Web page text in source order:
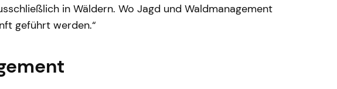
in Wäldern. Wo Jagd und Waldmanagement
geführt werden.“